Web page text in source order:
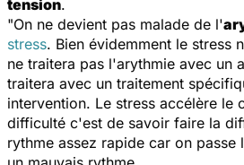
tension.
"On ne devient pas malade de l'
stress. Bien évidemment le stress
ne traitera pas l'arythmie avec un
traitera avec un traitement
intervention. Le stress accélère le
difficulté c'est de savoir faire la
rythme assez rapide car on passe